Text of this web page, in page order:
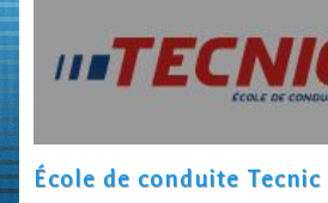
École de conduite